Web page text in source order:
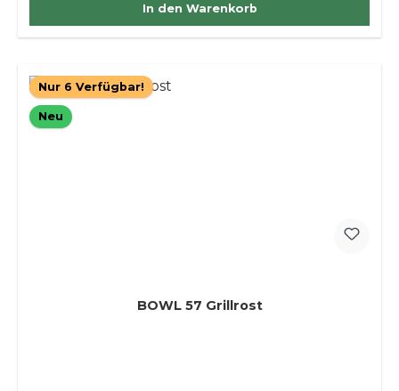
In den Warenkorb
Nur 6 Verfügbar!
Neu
BOWL 57 Grillrost